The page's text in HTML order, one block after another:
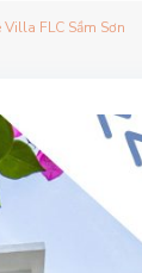
FLC Sầm Sơn